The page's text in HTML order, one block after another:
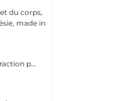
du corps,
made in
Soin nettoyant et délassant (gommage sous vapeur, extraction points noirs si nécessaire, masque adapté, massage) avec des produits choisi avec soin par votre esthéticienne.